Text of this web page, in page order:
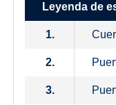
Leyenda de
1.
2.
3.